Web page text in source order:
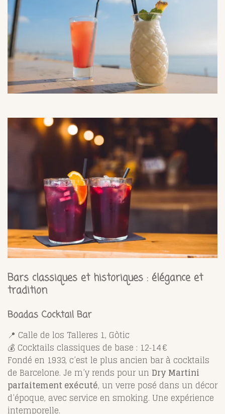
Bars classiques et historiques : élégance et
tradition
Boadas Cocktail Bar
📍 Calle de los Talleres 1, Gòtic
💰 Cocktails classiques de base : 12‑14 €
Fondé en 1933, c’est le plus ancien bar à cocktails
de Barcelone. Je m’y rends pour un Dry Martini
parfaitement exécuté, un verre posé dans un décor
d’époque, avec service en smoking. Une expérience
intemporelle.